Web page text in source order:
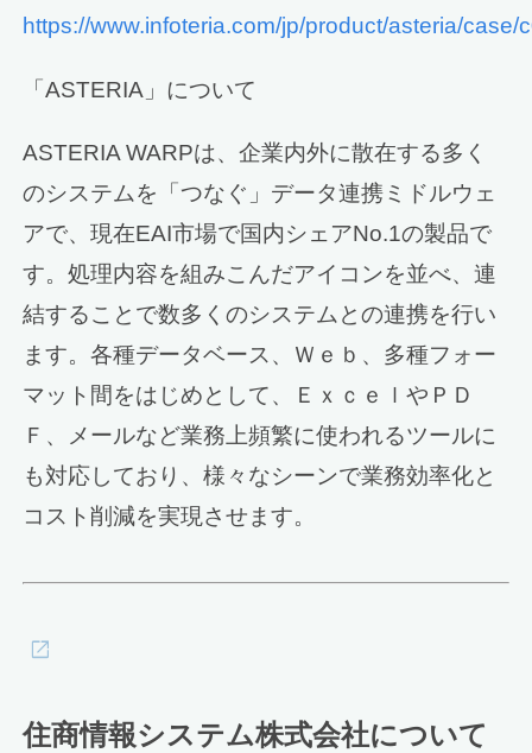
https://www.infoteria.com/jp/product/asteria/case/
「ASTERIA」について
ASTERIA WARPは、企業内外に散在する多く
のシステムを「つなぐ」データ連携ミドルウェ
アで、現在EAI市場で国内シェアNo.1の製品で
す。処理内容を組みこんだアイコンを並べ、連
結することで数多くのシステムとの連携を行い
ます。各種データベース、Ｗｅｂ、多種フォー
マット間をはじめとして、ＥｘｃｅｌやＰＤ
Ｆ、メールなど業務上頻繁に使われるツールに
も対応しており、様々なシーンで業務効率化と
コスト削減を実現させます。
住商情報システム株式会社について